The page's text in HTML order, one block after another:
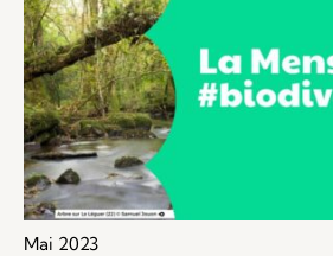
Mai 2023